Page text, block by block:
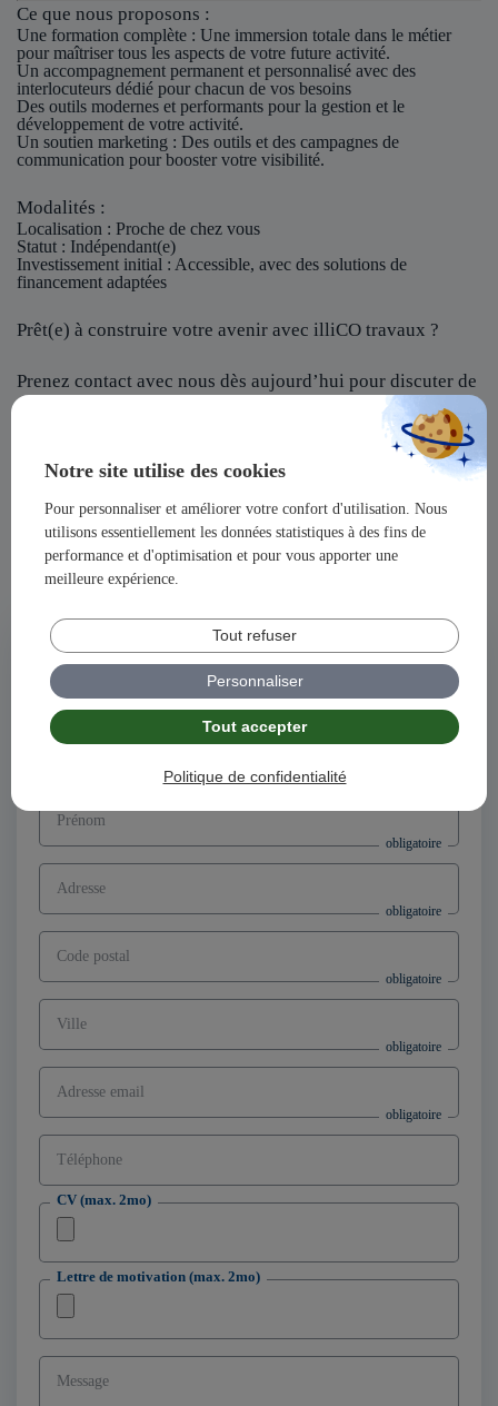
Notre site utilise des cookies
Pour personnaliser et améliorer votre confort d'utilisation. Nous
utilisons essentiellement les données statistiques à des fins de
performance et d'optimisation et pour vous apporter une
meilleure expérience.
Tout accepter
Tout refuser
Personnaliser
Politique de confidentialité
Ce que nous proposons :
Une formation complète : Une immersion totale dans le métier
pour maîtriser tous les aspects de votre future activité.
Un accompagnement permanent et personnalisé avec des
interlocuteurs dédié pour chacun de vos besoins
Des outils modernes et performants pour la gestion et le
développement de votre activité.
Un soutien marketing : Des outils et des campagnes de
communication pour booster votre visibilité.
Modalités :
Localisation : Proche de chez vous
Statut : Indépendant(e)
Investissement initial : Accessible, avec des solutions de
financement adaptées
Prêt(e) à construire votre avenir avec illiCO travaux ?
Prenez contact avec nous dès aujourd’hui pour discuter de
votre projet et rejoindre notre réseau !
illiCO travaux vous offre l’opportunité de devenir un
acteur majeur dans un secteur dynamique et en pleine
expansion !
Ensemble, construisons votre avenir et votre succès avec
illiCO travaux !
Postuler à l'offre
Directeur d’agence franchisé F/H,
secteur Oullins-Pierre-Bénite (69)
Prénom
Adresse
Code postal
Ville
Adresse email
Téléphone
CV (max. 2mo)
Lettre de motivation (max. 2mo)
Message